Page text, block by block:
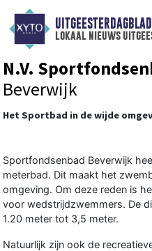
lokaal nieuws
N.V.
Beverwijk
Het Sportbad in de wijde
Sportfondsenbad Beverwijk
meterbad. Dit maakt het
omgeving. Om deze reden is
voor wedstrijdzwemmers. De
1.20 meter tot 3,5 meter.
Natuurlijk zijn ook de